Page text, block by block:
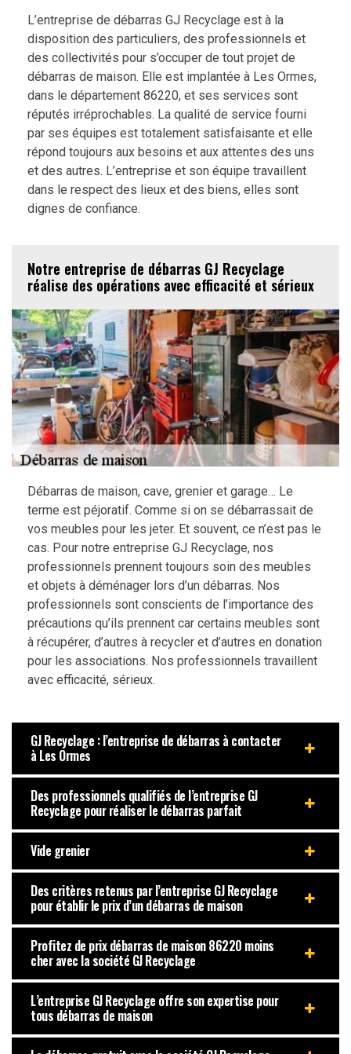
L’entreprise de débarras GJ Recyclage est à la
disposition des particuliers, des professionnels et
des collectivités pour s’occuper de tout projet de
débarras de maison. Elle est implantée à Les Ormes,
dans le département 86220, et ses services sont
réputés irréprochables. La qualité de service fourni
par ses équipes est totalement satisfaisante et elle
répond toujours aux besoins et aux attentes des uns
et des autres. L’entreprise et son équipe travaillent
dans le respect des lieux et des biens, elles sont
dignes de confiance.
Notre entreprise de débarras GJ Recyclage
réalise des opérations avec efficacité et sérieux
Débarras de maison, cave, grenier et garage… Le
terme est péjoratif. Comme si on se débarrassait de
vos meubles pour les jeter. Et souvent, ce n’est pas le
cas. Pour notre entreprise GJ Recyclage, nos
professionnels prennent toujours soin des meubles
et objets à déménager lors d’un débarras. Nos
professionnels sont conscients de l’importance des
précautions qu’ils prennent car certains meubles sont
à récupérer, d’autres à recycler et d’autres en donation
pour les associations. Nos professionnels travaillent
avec efficacité, sérieux.
GJ Recyclage : l’entreprise de débarras à contacter
à Les Ormes
Des professionnels qualifiés de l’entreprise GJ
Recyclage pour réaliser le débarras parfait
Vide grenier
Des critères retenus par l’entreprise GJ Recyclage
pour établir le prix d’un débarras de maison
Profitez de prix débarras de maison 86220 moins
cher avec la société GJ Recyclage
L’entreprise GJ Recyclage offre son expertise pour
tous débarras de maison